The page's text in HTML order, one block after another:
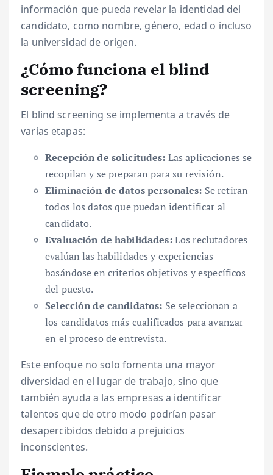
información que pueda revelar la identidad del
candidato, como nombre, género, edad o incluso
la universidad de origen.
¿Cómo funciona el blind
screening?
El blind screening se implementa a través de
varias etapas:
Recepción de solicitudes: Las aplicaciones se
recopilan y se preparan para su revisión.
Eliminación de datos personales: Se retiran
todos los datos que puedan identificar al
candidato.
Evaluación de habilidades:Los reclutadores
evalúan las habilidades y experiencias
basándose en criterios objetivos y específicos
del puesto.
Selección de candidatos: Se seleccionan a
los candidatos más cualificados para avanzar
en el proceso de entrevista.
Este enfoque no solo fomenta una mayor
diversidad en el lugar de trabajo, sino que
también ayuda a las empresas a identificar
talentos que de otro modo podrían pasar
desapercibidos debido a prejuicios
inconscientes.